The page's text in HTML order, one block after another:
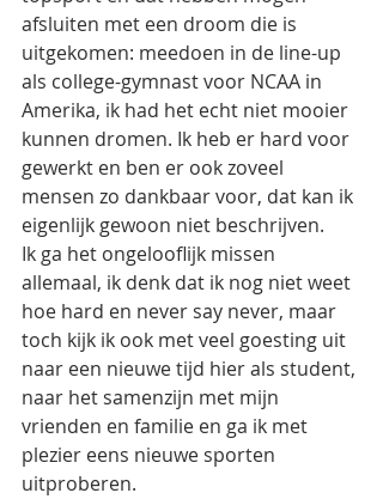
afsluiten met een droom die is
uitgekomen: meedoen in de line-up
als college-gymnast voor NCAA in
Amerika, ik had het echt niet mooier
kunnen dromen. Ik heb er hard voor
gewerkt en ben er ook zoveel
mensen zo dankbaar voor, dat kan ik
eigenlijk gewoon niet beschrijven.
Ik ga het ongelooflijk missen
allemaal, ik denk dat ik nog niet weet
hoe hard en never say never, maar
toch kijk ik ook met veel goesting uit
naar een nieuwe tijd hier als student,
naar het samenzijn met mijn
vrienden en familie en ga ik met
plezier eens nieuwe sporten
uitproberen.